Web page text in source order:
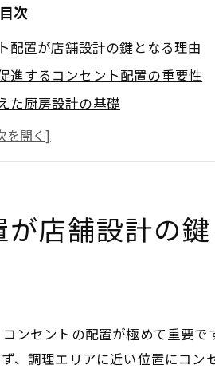
目次
配置が店舗設計の鍵となる理由
進するコンセント配置の重要性
た厨房設計の基礎
エネルギー効率化
ト配置の相互関係
向上に繋がるコンセント設計
いコンセント配置の具体策
する電源配置プラン
ぶ成功の秘訣
コンセント設計の工夫
店舗設計の
ンセントの配置が極めて重要
、調理エリアに近い位置にコン